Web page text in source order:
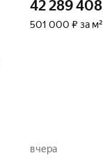
42 289 408
501 000 ₽ за м²
вчера